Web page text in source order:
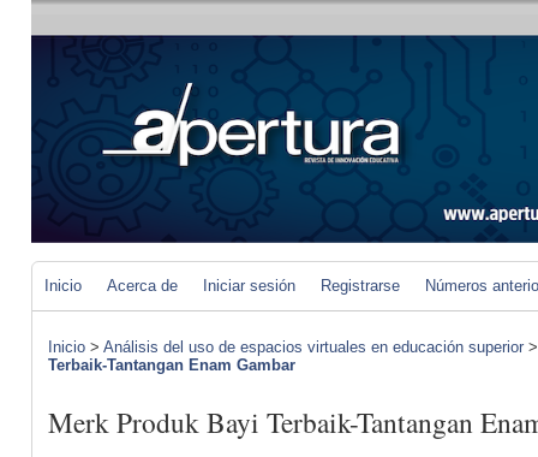
Inicio Acerca de Iniciar sesión Registrarse Números
Inicio > Análisis del uso de espacios virtuales en educación superior
Terbaik-Tantangan Enam Gambar
Merk Produk Bayi Terbaik-Tantangan